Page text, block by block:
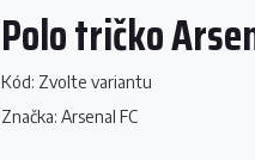
Polo tričko
Kód: Zvolte variantu
Značka: Arsenal FC